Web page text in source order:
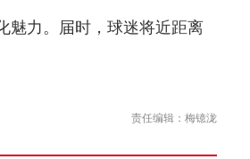
魅力。届时，球迷将近距离
责任编辑：梅镱泷